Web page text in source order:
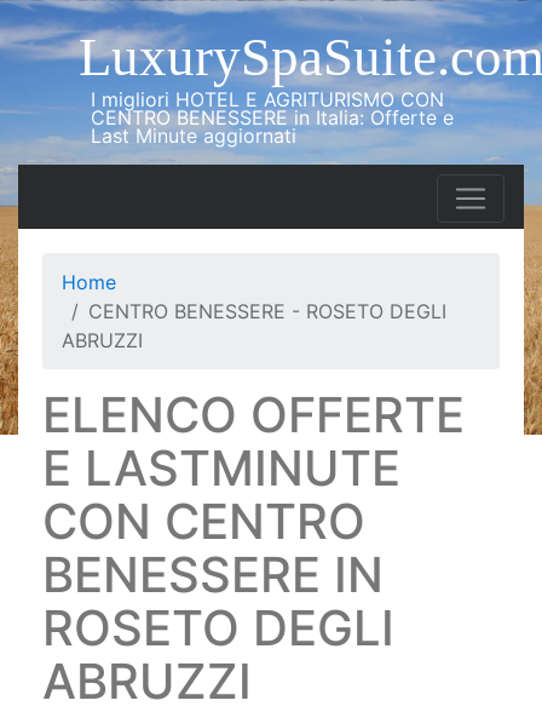
I migliori HOTEL E AGRITURISMO CON
CENTRO BENESSERE in Italia: Offerte e
Last Minute aggiornati
Home
CENTRO BENESSERE - ROSETO DEGLI
ABRUZZI
ELENCO OFFERTE
E LASTMINUTE
CON CENTRO
BENESSERE IN
ROSETO DEGLI
ABRUZZI